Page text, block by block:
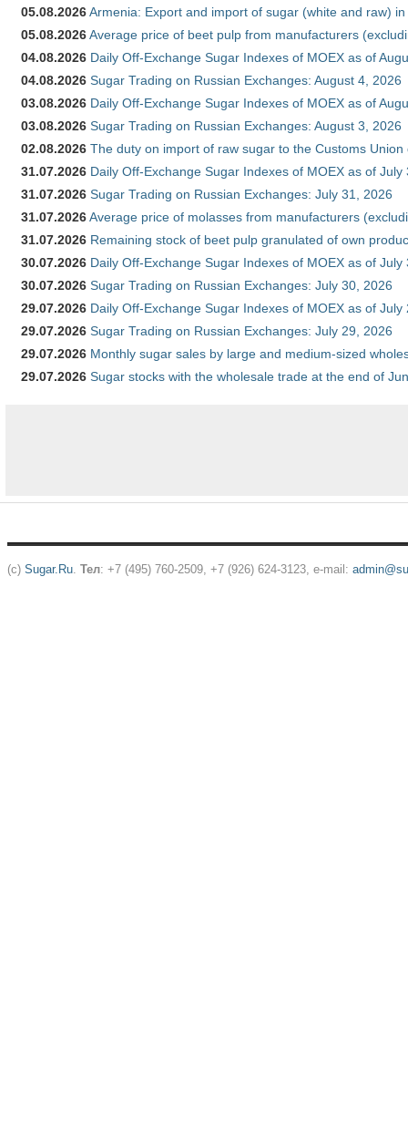
05.08.2026Armenia: Export and import of sugar (white and raw)
05.08.2026Average price of beet pulp from manufacturers
04.08.2026 Daily Off-Exchange Sugar Indexes of MOEX as of
04.08.2026 Sugar Trading on Russian Exchanges: August 4, 2026
03.08.2026 Daily Off-Exchange Sugar Indexes of MOEX as of
03.08.2026 Sugar Trading on Russian Exchanges: August 3, 2026
02.08.2026 The duty on import of raw sugar to the Customs
31.07.2026 Daily Off-Exchange Sugar Indexes of MOEX as of July
31.07.2026 Sugar Trading on Russian Exchanges: July 31, 2026
31.07.2026Average price of molasses from manufacturers
31.07.2026 Remaining stock of beet pulp granulated of own
30.07.2026 Daily Off-Exchange Sugar Indexes of MOEX as of July
30.07.2026 Sugar Trading on Russian Exchanges: July 30, 2026
29.07.2026 Daily Off-Exchange Sugar Indexes of MOEX as of July
29.07.2026 Sugar Trading on Russian Exchanges: July 29, 2026
29.07.2026 Monthly sugar sales by large and medium-sized
29.07.2026 Sugar stocks with the wholesale trade at the end of
(c) Sugar.Ru. Тел: +7 (495) 760-2509, +7 (926) 624-3123, e-mail: